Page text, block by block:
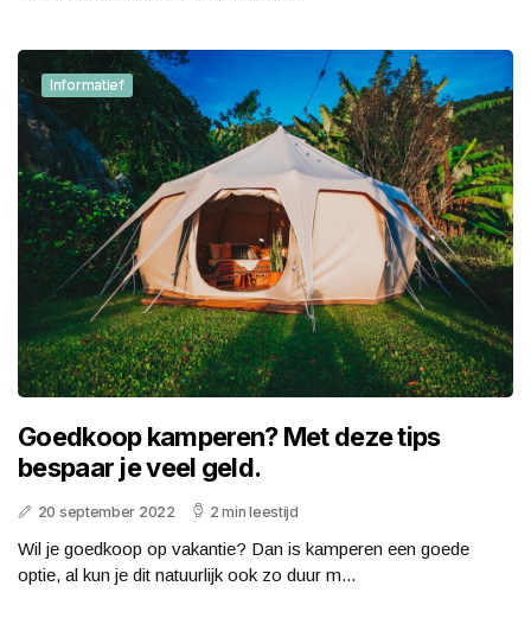
Informatief
Goedkoop kamperen? Met deze tips
bespaar je veel geld.
20 september 2022 2 min leestijd
Wil je goedkoop op vakantie? Dan is kamperen een goede
optie, al kun je dit natuurlijk ook zo duur m...